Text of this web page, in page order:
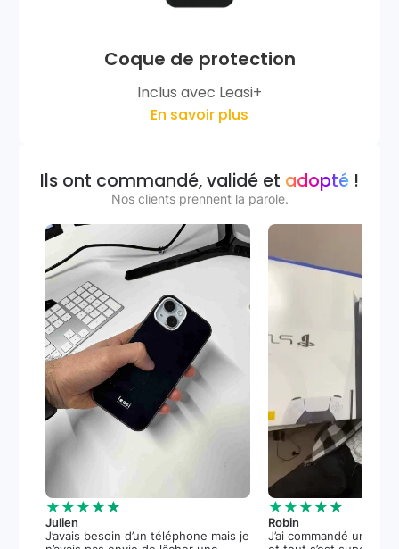
Coque de protection
Inclus avec Leasi+
En savoir plus
Ils ont commandé, validé et adopté !
Nos clients prennent la parole.
★★★★★
Julien
J’avais besoin d’un téléphone mais je
★★★★★
Robin
J’ai commandé une